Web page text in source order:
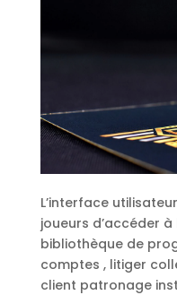
L’interface
joueurs d’accéder
bibliothèque de
comptes , litiger
client patronage